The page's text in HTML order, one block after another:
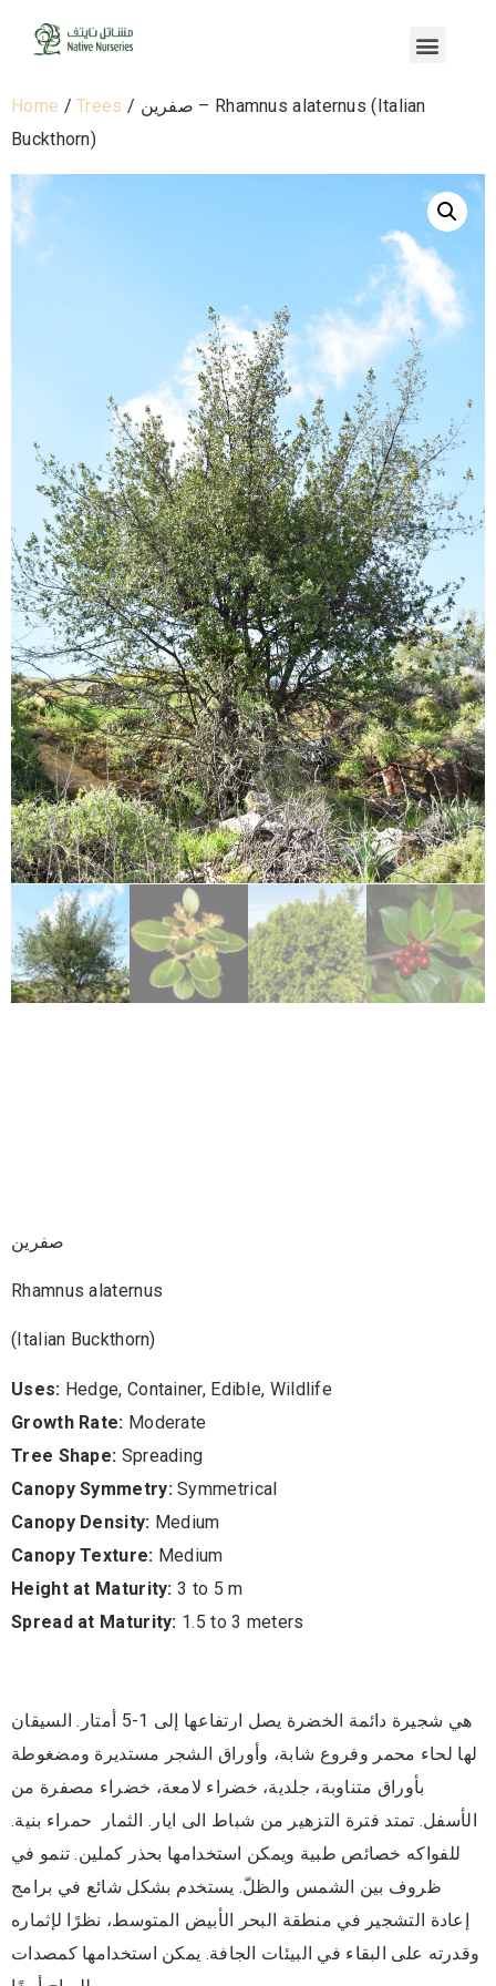
Home /Trees / صفرين – Rhamnus alaternus (Italian
Buckthorn)
صفرين
Rhamnus alaternus
(Italian Buckthorn)
Uses: Hedge, Container, Edible, Wildlife
Growth Rate: Moderate
Tree Shape: Spreading
Canopy Symmetry: Symmetrical
Canopy Density: Medium
Canopy Texture: Medium
Height at Maturity: 3 to 5 m
Spread at Maturity: 1.5 to 3 meters
هي شجيرة دائمة الخضرة يصل ارتفاعها إلى 1-5 أمتار. السيقان
لها لحاء محمر وفروع شابة، وأوراق الشجر مستديرة ومضغوطة
بأوراق متناوبة، جلدية، خضراء لامعة، خضراء مصفرة من
الأسفل. تمتد فترة التزهير من شباط الى ايار. الثمار حمراء بنية.
للفواكه خصائص طبية ويمكن استخدامها بحذر كملين. تنمو في
ظروف بين الشمس والظلّ. يستخدم بشكل شائع في برامج
إعادة التشجير في منطقة البحر الأبيض المتوسط، نظرًا لإثماره
وقدرته على البقاء في البيئات الجافة. يمكن استخدامها كمصدات